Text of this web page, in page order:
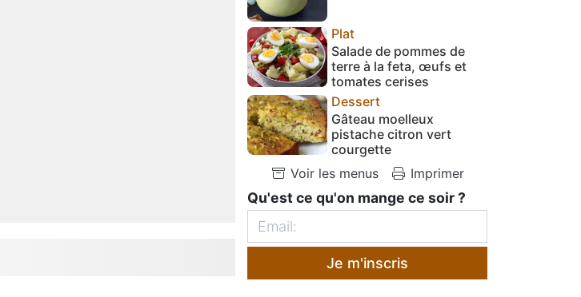
Plat
Salade de pommes de
terre à la feta, œufs et
tomates cerises
Dessert
Gâteau moelleux
pistache citron vert
courgette
Voir les menus
Imprimer
Qu'est ce qu'on mange ce soir ?
Je m'inscris